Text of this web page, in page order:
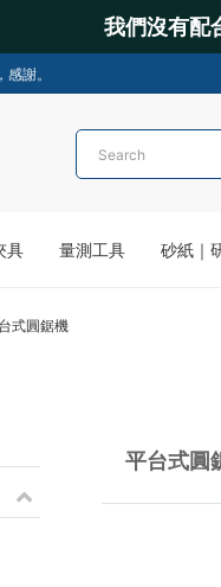
我們沒有配
交易，請小心詐騙!
謝。
具 量測工具 砂紙｜
式圓鋸機
平台式圓